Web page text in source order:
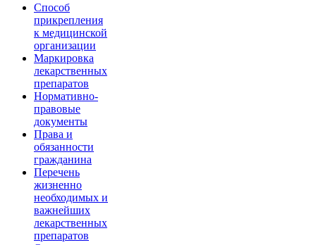
Способ
прикрепления
к медицинской
организации
Маркировка
лекарственных
препаратов
Нормативно-
правовые
документы
Права и
обязанности
гражданина
Перечень
жизненно
необходимых и
важнейших
лекарственных
препаратов